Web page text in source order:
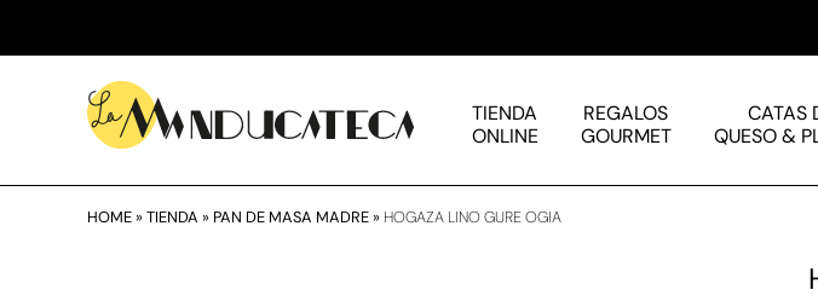
TIENDA
ONLINE
REGALOS
GOURMET
CATAS
QUESO &
HOME» TIENDA » PAN DE MASA MADRE» HOGAZA LINO GURE OGIA